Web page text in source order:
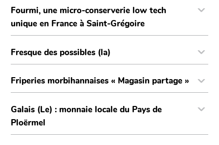
Fourmi, une micro-conserverie low tech
unique en France à Saint-Grégoire
Fresque des possibles (la)
Friperies morbihannaises « Magasin partage »
Galais (Le) : monnaie locale du Pays de
Ploërmel